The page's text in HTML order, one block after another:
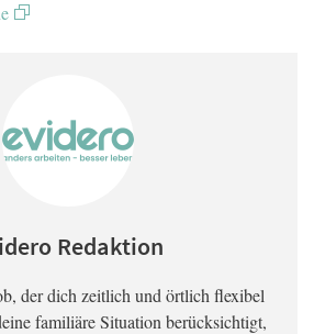
Redaktion
der dich zeitlich und örtlich flexibel
familiäre Situation berücksichtigt,